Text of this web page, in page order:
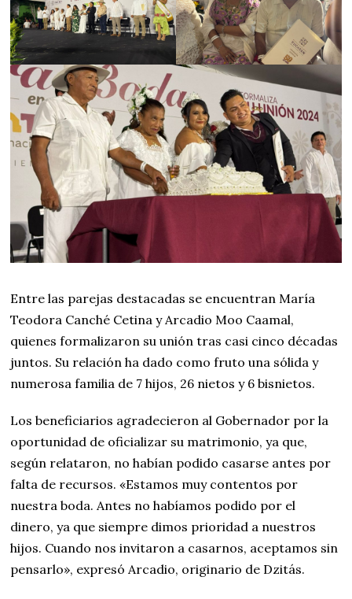
Entre las parejas destacadas se encuentran María
Teodora Canché Cetina y Arcadio Moo Caamal,
quienes formalizaron su unión tras casi cinco décadas
juntos. Su relación ha dado como fruto una sólida y
numerosa familia de 7 hijos, 26 nietos y 6 bisnietos.
Los beneficiarios agradecieron al Gobernador por la
oportunidad de oficializar su matrimonio, ya que,
según relataron, no habían podido casarse antes por
falta de recursos. «Estamos muy contentos por
nuestra boda. Antes no habíamos podido por el
dinero, ya que siempre dimos prioridad a nuestros
hijos. Cuando nos invitaron a casarnos, aceptamos sin
pensarlo», expresó Arcadio, originario de Dzitás.